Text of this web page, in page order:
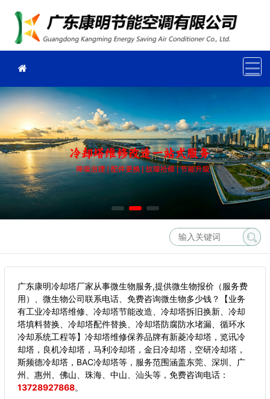
广东康明冷却塔厂家从事微生物服务,提供微生物报价（服务费
用）、微生物公司联系电话、免费咨询微生物多少钱？【业务
有工业冷却塔维修、冷却塔节能改造、冷却塔拆旧换新、冷却
塔填料替换、冷却塔配件替换、冷却塔防腐防水堵漏、循环水
冷却系统工程等】冷却塔维修保养品牌有新菱冷却塔，览讯冷
却塔，良机冷却塔，马利冷却塔，金日冷却塔，空研冷却塔，
斯频德冷却塔，BAC冷却塔等，服务范围涵盖东莞、深圳、广
州、惠州、佛山、珠海、中山、汕头等， 免费咨询电话：
13728927868。